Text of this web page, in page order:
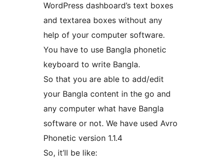
WordPress dashboard’s text boxes
and textarea boxes without any
help of your computer software.
You have to use Bangla phonetic
keyboard to write Bangla.
So that you are able to add/edit
your Bangla content in the go and
any computer what have Bangla
software or not. We have used Avro
Phonetic version 1.1.4
So, it’ll be like: